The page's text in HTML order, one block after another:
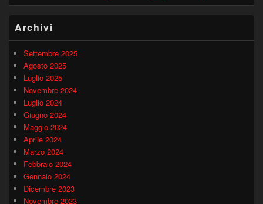
Archivi
Settembre 2025
Agosto 2025
Luglio 2025
Novembre 2024
Luglio 2024
Giugno 2024
Maggio 2024
Aprile 2024
Marzo 2024
Febbraio 2024
Gennaio 2024
Dicembre 2023
Novembre 2023